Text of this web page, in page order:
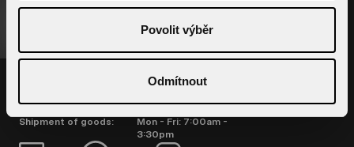
Povolit výběr
Odmítnout
Náměstí Viléma Mrštíka 62
664 81 Ostrovačice, Czech Republic
3:30pm
Shipment of goods:
Mon - Fri: 7:00am -
3:30pm